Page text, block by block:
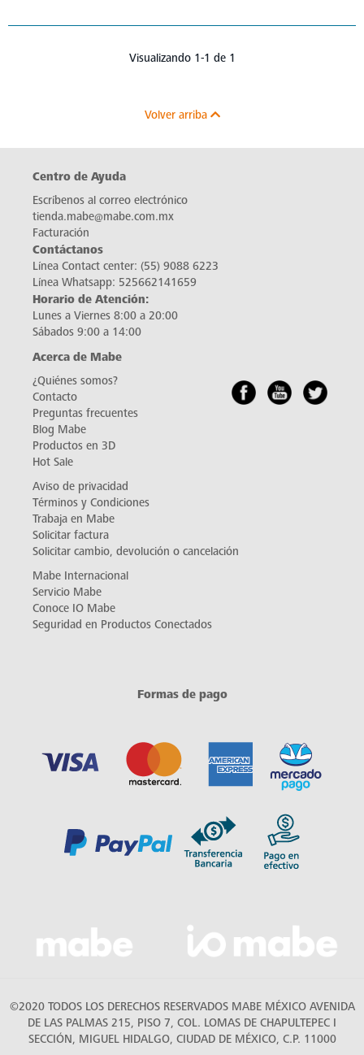
Visualizando 1-1 de 1
Volver arriba
Centro de Ayuda
Escríbenos al correo electrónico
tienda.mabe@mabe.com.mx
Facturación
Contáctanos
Línea Contact center: (55) 9088 6223
Línea Whatsapp: 525662141659
Horario de Atención:
Lunes a Viernes 8:00 a 20:00
Sábados 9:00 a 14:00
Acerca de Mabe
¿Quiénes somos?
Contacto
Preguntas frecuentes
Blog Mabe
Productos en 3D
Hot Sale
Aviso de privacidad
Términos y Condiciones
Trabaja en Mabe
Solicitar factura
Solicitar cambio, devolución o cancelación
Mabe Internacional
Servicio Mabe
Conoce IO Mabe
Seguridad en Productos Conectados
Formas de pago
©2020 TODOS LOS DERECHOS RESERVADOS MABE MÉXICO AVENIDA
DE LAS PALMAS 215, PISO 7, COL. LOMAS DE CHAPULTEPEC I
SECCIÓN, MIGUEL HIDALGO, CIUDAD DE MÉXICO, C.P. 11000